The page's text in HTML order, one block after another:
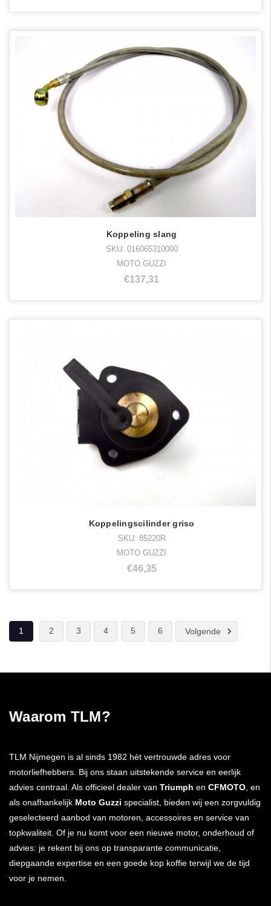
Koppeling slang
SKU: 016065310000
MOTO GUZZI
€137,31
Koppelingscilinder griso
SKU: 85220R
MOTO GUZZI
€46,35
1 2 3 4 5 6 Volgende
Waarom TLM?
TLM Nijmegen is al sinds 1982 hèt vertrouwde adres voor
motorliefhebbers. Bij ons staan uitstekende service en eerlijk
advies centraal. Als officieel dealer van Triumph en CFMOTO , en
als onafhankelijk Moto Guzzi specialist, bieden wij een zorgvuldig
geselecteerd aanbod van motoren, accessoires en service van
topkwaliteit. Of je nu komt voor een nieuwe motor, onderhoud of
advies: je rekent bij ons op transparante communicatie,
diepgaande expertise en een goede kop koffie terwijl we de tijd
voor je nemen.